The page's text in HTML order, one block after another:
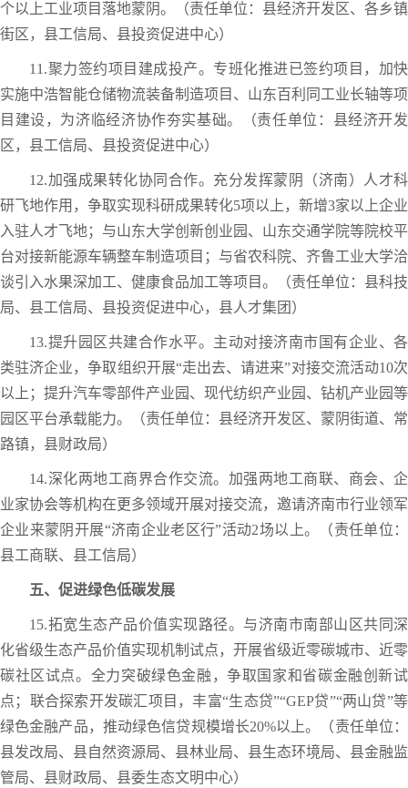
个以上工业项目落地蒙阴。（责任单位：县经济开发区、各乡镇
街区，县工信局、县投资促进中心）
11.聚力签约项目建成投产。专班化推进已签约项目，加快
实施中浩智能仓储物流装备制造项目、山东百利同工业长轴等项
目建设，为济临经济协作夯实基础。（责任单位：县经济开发
区，县工信局、县投资促进中心）
12.加强成果转化协同合作。充分发挥蒙阴（济南）人才科
研飞地作用，争取实现科研成果转化5项以上，新增3家以上企业
入驻人才飞地；与山东大学创新创业园、山东交通学院等院校平
台对接新能源车辆整车制造项目；与省农科院、齐鲁工业大学洽
谈引入水果深加工、健康食品加工等项目。（责任单位：县科技
局、县工信局、县投资促进中心，县人才集团）
13.提升园区共建合作水平。主动对接济南市国有企业、各
类驻济企业，争取组织开展“走出去、请进来”对接交流活动10次
以上；提升汽车零部件产业园、现代纺织产业园、钻机产业园等
园区平台承载能力。（责任单位：县经济开发区、蒙阴街道、常
路镇，县财政局）
14.深化两地工商界合作交流。加强两地工商联、商会、企
业家协会等机构在更多领域开展对接交流，邀请济南市行业领军
企业来蒙阴开展“济南企业老区行”活动2场以上。（责任单位：
县工商联、县工信局）
五、促进绿色低碳发展
15.拓宽生态产品价值实现路径。与济南市南部山区共同深
化省级生态产品价值实现机制试点，开展省级近零碳城市、近零
碳社区试点。全力突破绿色金融，争取国家和省碳金融创新试
点；联合探索开发碳汇项目，丰富“生态贷”“GEP贷”“两山贷”等
绿色金融产品，推动绿色信贷规模增长20%以上。（责任单位：
县发改局、县自然资源局、县林业局、县生态环境局、县金融监
管局、县财政局、县委生态文明中心）